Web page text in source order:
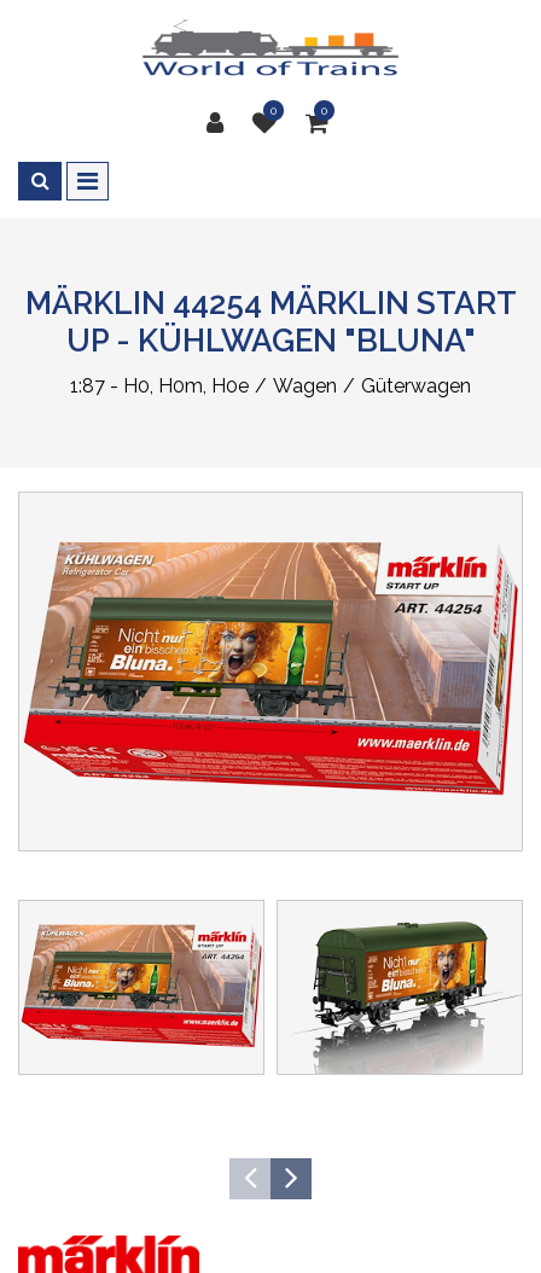
0 0
MÄRKLIN 44254 MÄRKLIN START
UP - KÜHLWAGEN "BLUNA"
1:87 - H0, H0m, H0e Wagen Güterwagen